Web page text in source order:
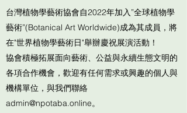
台灣植物學藝術協會自2022年加入”全球植物學
藝術”(Botanical Art Worldwide)成為其成員，將
在"世界植物學藝術日"舉辦慶祝展演活動！
協會積極拓展面向藝術、公益與永續生態文明的
各項合作機會，歡迎有任何需求或興趣的個人與
機構單位，與我們聯絡
admin@npotaba.online。